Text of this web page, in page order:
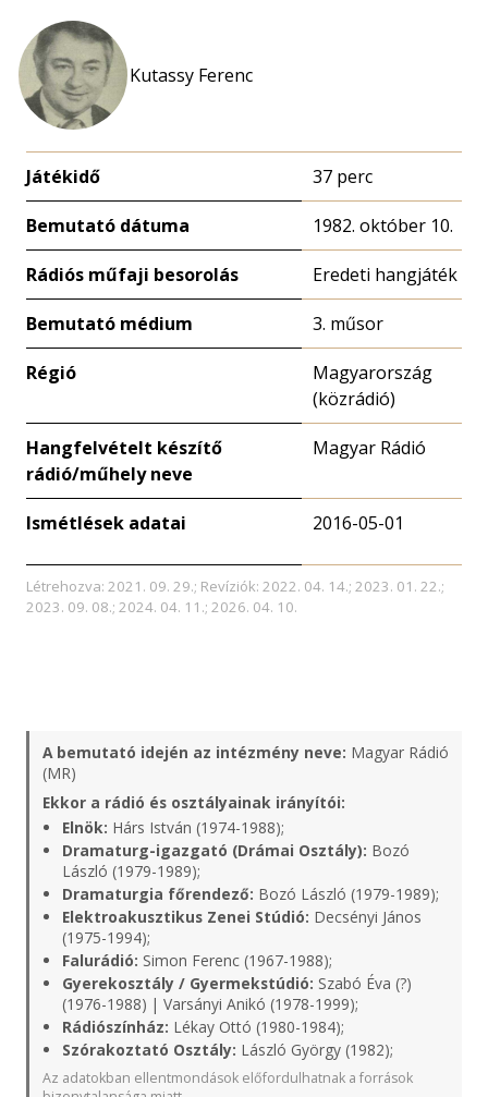
Kutassy Ferenc
Játékidő 37 perc
Bemutató dátuma 1982. október 10.
Rádiós műfaji besorolás Eredeti hangjáték
Bemutató médium 3. műsor
Régió
Magyarország
(közrádió)
Hangfelvételt készítő
rádió/műhely neve
Magyar Rádió
Ismétlések adatai 2016-05-01
Létrehozva: 2021. 09. 29.; Revíziók: 2022. 04. 14.; 2023. 01. 22.;
2023. 09. 08.; 2024. 04. 11.; 2026. 04. 10.
A bemutató idején az intézmény neve: Magyar Rádió
(MR)
Ekkor a rádió és osztályainak irányítói:
Elnök: Hárs István (1974-1988);
Dramaturg-igazgató (Drámai Osztály): Bozó
László (1979-1989);
Dramaturgia főrendező: Bozó László (1979-1989);
Elektroakusztikus Zenei Stúdió: Decsényi János
(1975-1994);
Falurádió: Simon Ferenc (1967-1988);
Gyerekosztály / Gyermekstúdió: Szabó Éva (?)
(1976-1988) | Varsányi Anikó (1978-1999);
Rádiószínház: Lékay Ottó (1980-1984);
Szórakoztató Osztály: László György (1982);
Az adatokban ellentmondások előfordulhatnak a források